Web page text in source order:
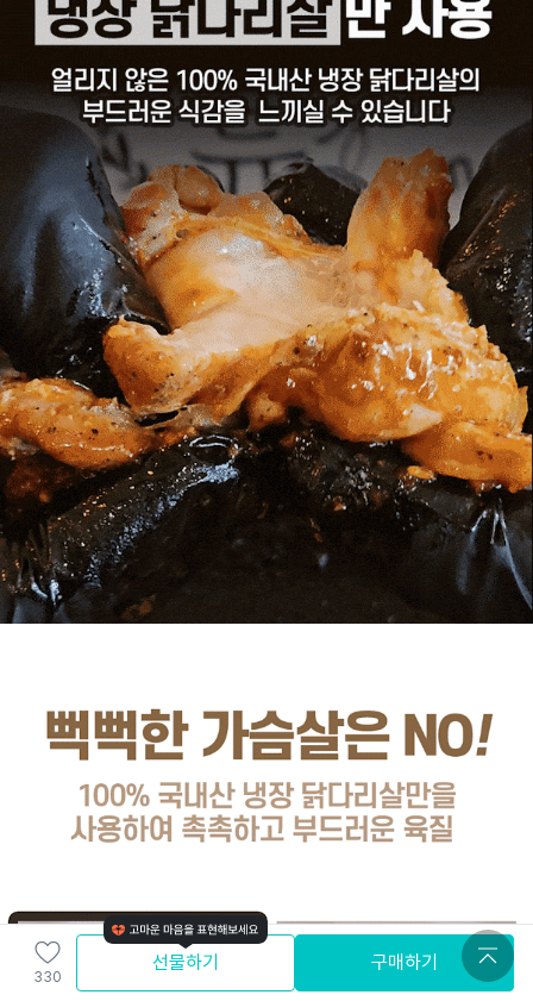
330
선물하기 구매하기